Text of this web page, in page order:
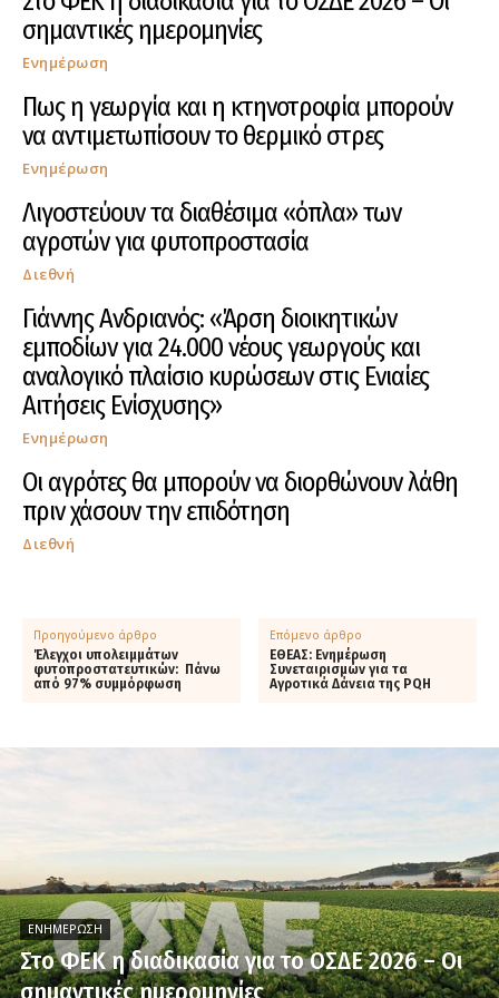
σημαντικές ημερομηνίες
Ενημέρωση
Πως η γεωργία και η κτηνοτροφία μπορούν
να αντιμετωπίσουν το θερμικό στρες
Ενημέρωση
Λιγοστεύουν τα διαθέσιμα «όπλα» των
αγροτών για φυτοπροστασία
Διεθνή
Γιάννης Ανδριανός: «Άρση διοικητικών
εμποδίων για 24.000 νέους γεωργούς και
αναλογικό πλαίσιο κυρώσεων στις Ενιαίες
Αιτήσεις Ενίσχυσης»
Ενημέρωση
Οι αγρότες θα μπορούν να διορθώνουν λάθη
πριν χάσουν την επιδότηση
Διεθνή
Προηγούμενο άρθρο
Έλεγχοι υπολειμμάτων
φυτοπροστατευτικών: Πάνω
από 97% συμμόρφωση
Επόμενο άρθρο
ΕΘΕΑΣ: Ενημέρωση
Συνεταιρισμών για τα
Αγροτικά Δάνεια της PQH
ΕΝΗΜΈΡΩΣΗ
Στο ΦΕΚ η διαδικασία για το ΟΣΔΕ 2026 – Οι
σημαντικές ημερομηνίες